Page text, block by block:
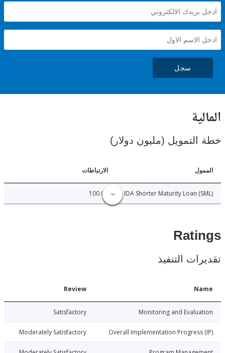
(مليون دولار)
الارتباطات
IDA Shorter Maturity Loan
100.00
التنفيذ
Monitoring and
Satisfactory
Overall Implementation
Moderately Satisfactory
06-24